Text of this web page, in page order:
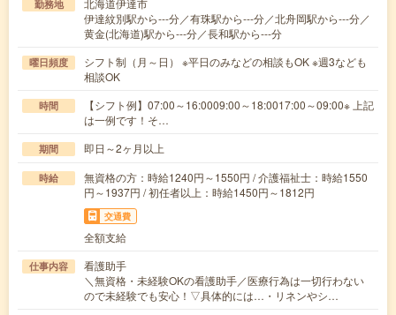
勤務地
北海道伊達市
伊達紋別駅から---分／有珠駅から---分／北舟岡駅から---分／
黄金(北海道)駅から---分／長和駅から---分
曜日頻度
シフト制（月～日） ※平日のみなどの相談もOK ※週3なども
相談OK
時間
【シフト例】07:00～16:0009:00～18:0017:00～09:00※ 上記
は一例です！そ…
期間 即日～2ヶ月以上
時給
無資格の方：時給1240円～1550円 / 介護福祉士：時給1550
円～1937円 / 初任者以上：時給1450円～1812円
交通費
全額支給
仕事内容
看護助手
＼無資格・未経験OKの看護助手／医療行為は一切行わない
ので未経験でも安心！▽具体的には…・リネンやシ…